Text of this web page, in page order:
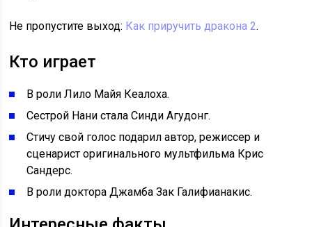
Не пропустите выход: Как приручить дракона 2.
Кто играет
В роли Лило Майя Кеалоха.
Сестрой Нани стала Синди Агудонг.
Стичу свой голос подарил автор, режиссер и
сценарист оригинального мультфильма Крис
Сандерс.
В роли доктора Джамба Зак Галифианакис.